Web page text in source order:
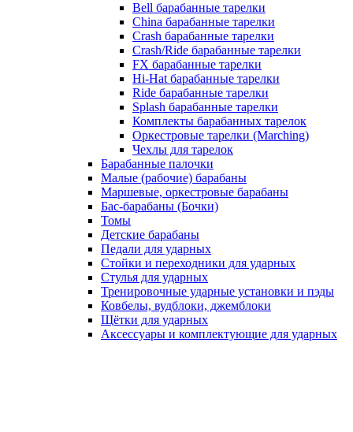
Bell барабанные тарелки
China барабанные тарелки
Crash барабанные тарелки
Crash/Ride барабанные тарелки
FX барабанные тарелки
Hi-Hat барабанные тарелки
Ride барабанные тарелки
Splash барабанные тарелки
Комплекты барабанных тарелок
Оркестровые тарелки (Marching)
Чехлы для тарелок
Барабанные палочки
Малые (рабочие) барабаны
Маршевые, оркестровые барабаны
Бас-барабаны (Бочки)
Томы
Детские барабаны
Педали для ударных
Стойки и переходники для ударных
Стулья для ударных
Тренировочные ударные установки и пэды
Ковбелы, вудблоки, джемблоки
Щётки для ударных
Аксесcуары и комплектующие для ударных